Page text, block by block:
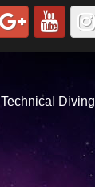
Technical Diving